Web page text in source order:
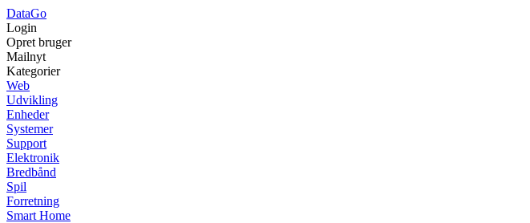
DataGo
Login
Opret bruger
Mailnyt
Kategorier
Web
Udvikling
Enheder
Systemer
Support
Elektronik
Bredbånd
Spil
Forretning
Smart Home